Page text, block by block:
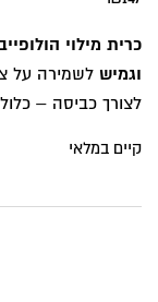
כרית מילוי
וגמיש לשמירה על
לצורך כביסה –
קיים במלאי